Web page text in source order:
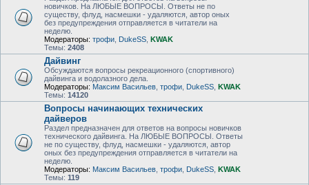
новичков. На ЛЮБЫЕ ВОПРОСЫ. Ответы не по
существу, флуд, насмешки - удаляются, автор оных
без предупреждения отправляется в читатели на
неделю.
Модераторы: трофи DukeSS KWAK
Темы: 2408
Дайвинг
Обсуждаются вопросы рекреационного (спортивного)
дайвинга и водолазного дела.
Модераторы: Максим Васильев трофи DukeSS KWAK
Темы: 14120
Вопросы начинающих технических
дайверов
Раздел предназначен для ответов на вопросы новичков
технического дайвинга. На ЛЮБЫЕ ВОПРОСЫ. Ответы
не по существу, флуд, насмешки - удаляются, автор
оных без предупреждения отправляется в читатели на
неделю.
Модераторы: Максим Васильев трофи DukeSS KWAK
Темы: 119